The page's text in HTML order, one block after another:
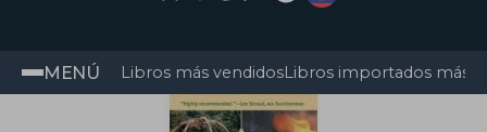
MENÚ Libros más vendidosLibros importados más